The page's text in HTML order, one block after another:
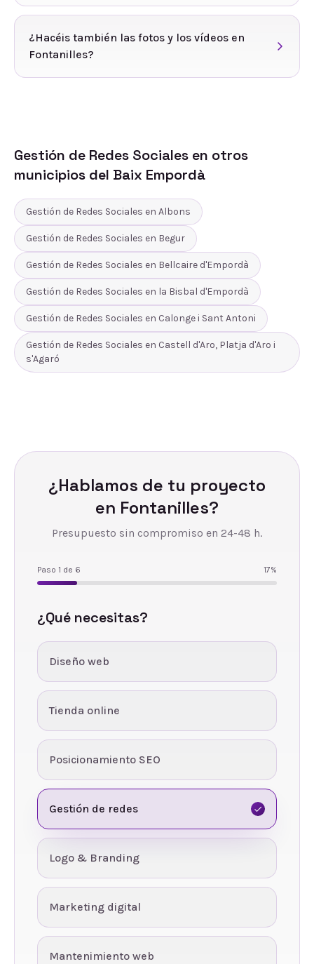
¿Hacéis también las fotos y los vídeos en
Fontanilles?
Gestión de Redes Sociales en otros
municipios del Baix Empordà
Gestión de Redes Sociales en Albons
Gestión de Redes Sociales en Begur
Gestión de Redes Sociales en Bellcaire d'Empordà
Gestión de Redes Sociales en la Bisbal d'Empordà
Gestión de Redes Sociales en Calonge i Sant Antoni
Gestión de Redes Sociales en Castell d'Aro, Platja d'Aro i
s'Agaró
¿Hablamos de tu proyecto
en Fontanilles?
Presupuesto sin compromiso en 24-48 h.
Paso 1 de 6 17%
¿Qué necesitas?
Diseño web
Tienda online
Posicionamiento SEO
Gestión de redes
Logo & Branding
Marketing digital
Mantenimiento web